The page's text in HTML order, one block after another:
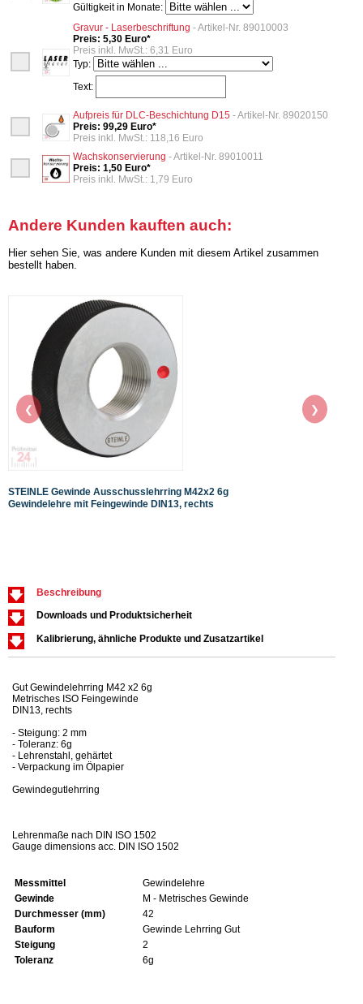
Gültigkeit in Monate:
Gravur - Laserbeschriftung - Artikel-Nr. 89010003
Preis: 5,30 Euro*
Preis inkl. MwSt.: 6,31 Euro
Typ:
Text:
Aufpreis für DLC-Beschichtung D15 - Artikel-Nr. 89020150
Preis: 99,29 Euro*
Preis inkl. MwSt.: 118,16 Euro
Wachskonservierung - Artikel-Nr. 89010011
Preis: 1,50 Euro*
Preis inkl. MwSt.: 1,79 Euro
Andere Kunden kauften auch:
Hier sehen Sie, was andere Kunden mit diesem Artikel zusammen
bestellt haben.
STEINLE Gewinde Ausschusslehrring M42x2 6g
Gewindelehre mit Feingewinde DIN13, rechts
❮ ❯
Beschreibung
Downloads und Produktsicherheit
Kalibrierung, ähnliche Produkte und Zusatzartikel
Gut Gewindelehrring M42 x2 6g
Metrisches ISO Feingewinde
DIN13, rechts
- Steigung: 2 mm
- Toleranz: 6g
- Lehrenstahl, gehärtet
- Verpackung im Ölpapier
Gewindegutlehrring
Lehrenmaße nach DIN ISO 1502
Gauge dimensions acc. DIN ISO 1502
Messmittel
Gewindelehre
Gewinde
M - Metrisches Gewinde
Durchmesser (mm)
42
Bauform
Gewinde Lehrring Gut
Steigung
2
Toleranz
6g